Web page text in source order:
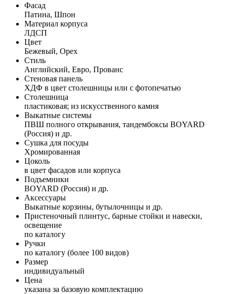
Фасад
Патина, Шпон
Материал корпуса
ЛДСП
Цвет
Бежевый, Орех
Стиль
Английский, Евро, Прованс
Стеновая панель
ХДФ в цвет столешницы или с фотопечатью
Столешница
пластиковая; из искусственного камня
Выкатные системы
ПВШ полного открывания, тандембоксы BOYARD
(Россия) и др.
Сушка для посуды
Хромированная
Цоколь
в цвет фасадов или корпуса
Подъемники
BOYARD (Россия) и др.
Аксессуары
Выкатные корзины, бутылочницы и др.
Пристеночный плинтус, барные стойки и навески,
освещение
по каталогу
Ручки
по каталогу (более 100 видов)
Размер
индивидуальный
Цена
указана за базовую комплектацию